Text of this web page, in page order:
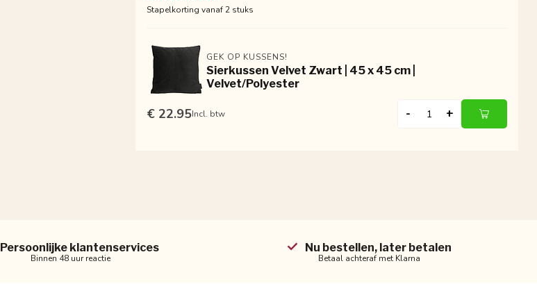
Stapelkorting vanaf 2 stuks
GEK OP KUSSENS!
Sierkussen Velvet Zwart | 45 x 45 cm |
Velvet/Polyester
€ 22.95Incl. btw - +
Persoonlijke klantenservices
Binnen 48 uur reactie
Nu bestellen, later betalen
Betaal achteraf met Klarna